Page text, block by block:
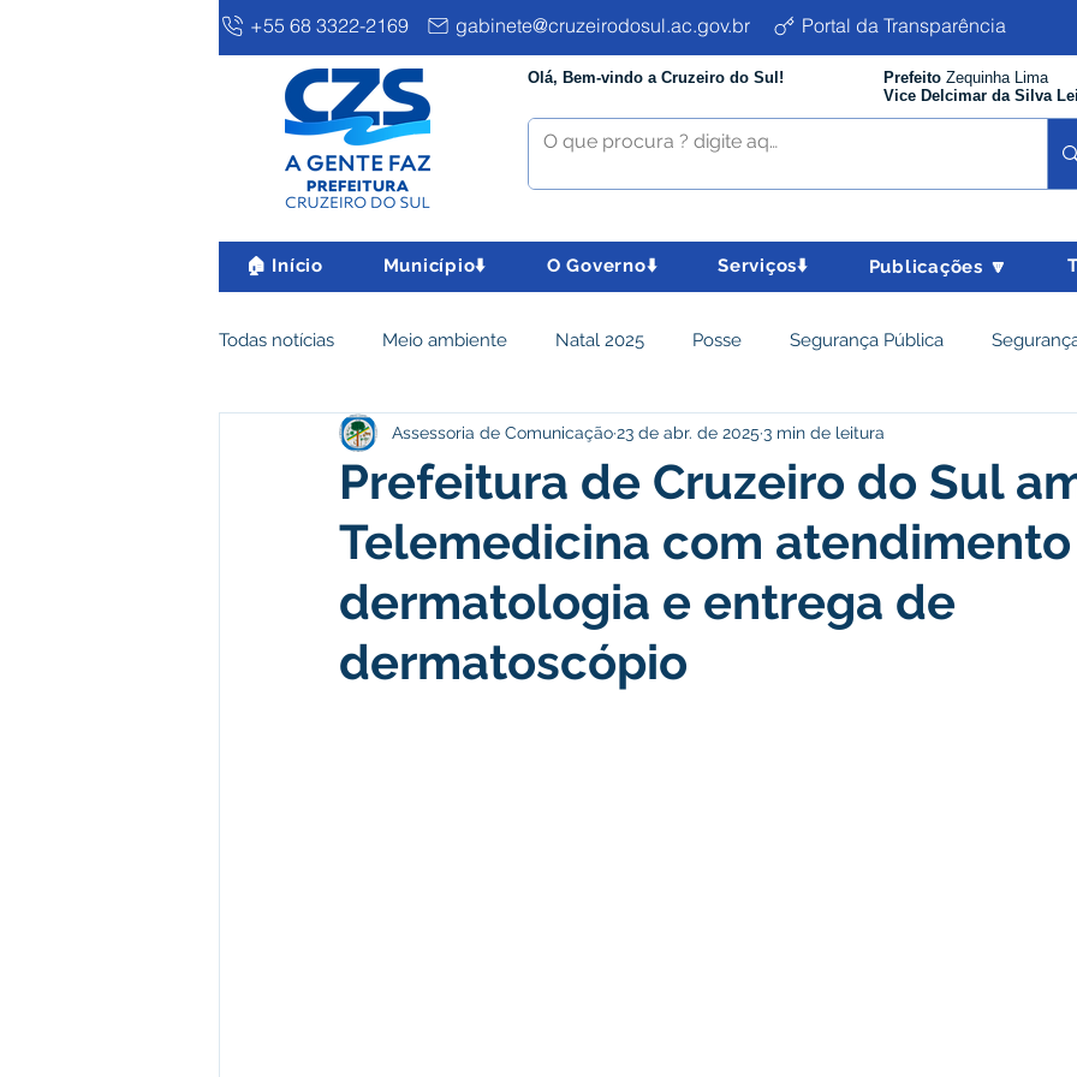
+55 68 3322-2169 gabinete@cruzeirodosul.ac.gov.br Portal da Transparência
Olá, Bem-vindo a Cruzeiro do Sul! Prefeito Zequinha Lima
Vice Delcimar da Silva
🏠 Início Município⬇️ O Governo⬇️ Serviços⬇️ Publicações 🔽
Todas notícias Meio ambiente Natal 2025 Posse Segurança Pública
Clima e Meio Ambiente Assistência Social e Cidadania Parcerias
Desenvolvimento econômico e turismo Tributos Departamento de Limpeza
Desenvolvimento econômico e turismo Transporte, Trânsito e Mobilidade
Prefeitura de Cruzeiro do Sul
Telemedicina com
dermatologia e entrega de
dermatoscópio
Assessoria de Comunicação23 de abr. de 2025 3 min de leitura